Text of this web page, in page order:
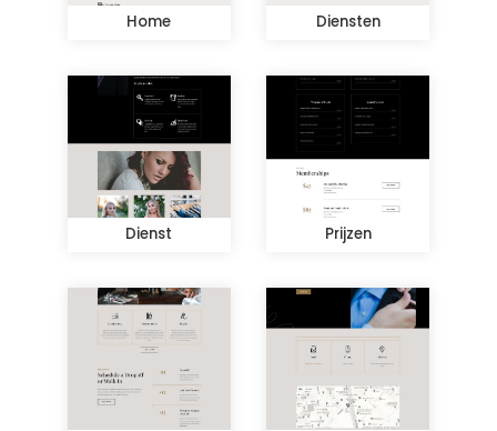
Home Diensten
Dienst Prijzen